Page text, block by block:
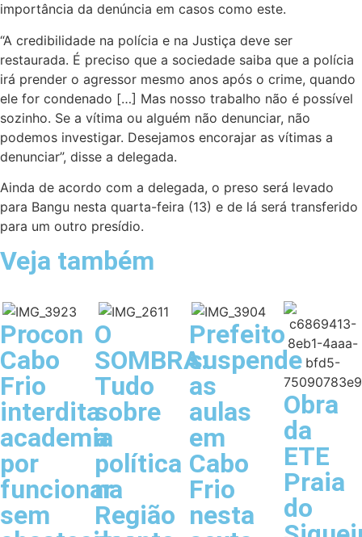
importância da denúncia em casos como este.
“A credibilidade na polícia e na Justiça deve ser
restaurada. É preciso que a sociedade saiba que a polícia
irá prender o agressor mesmo anos após o crime, quando
ele for condenado […] Mas nosso trabalho não é possível
sozinho. Se a vítima ou alguém não denunciar, não
podemos investigar. Desejamos encorajar as vítimas a
denunciar”, disse a delegada.
Ainda de acordo com a delegada, o preso será levado
para Bangu nesta quarta-feira (13) e de lá será transferido
para um outro presídio.
Veja também
Procon
Cabo
Frio
interdita
academia
por
funcionar
sem
O
SOMBRA:
Tudo
sobre
a
política
na
Região
Prefeito
suspende
as
aulas
em
Cabo
Frio
nesta
Obra
da
ETE
Praia
do